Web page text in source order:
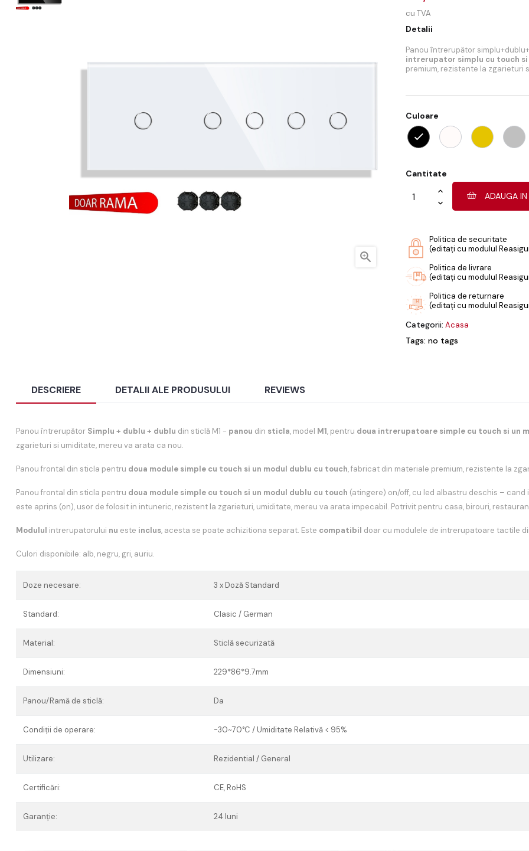

cu TVA
Detalii
Panou întrerupător
intrerupator simplu cu touch
premium, rezistente la zgarieturi
Culoare
Cantitate
ADAUGA
Politica de securitate
(editați cu modulul
Politica de livrare
(editați cu modulul
Politica de returnare
(editați cu modulul
Categorii: Acasa
Tags: no tags
DESCRIERE DETALII ALE PRODUSULUI REVIEWS
Panou întrerupător Simplu + dublu + dublu din sticlă M1 - panou din sticla, model M1, pentru doua intrerupatoare simple cu touch si un
zgarieturi si umiditate, mereu va arata ca nou.
Panou frontal din sticla pentru doua module simple cu touch si un modul dublu cu touch, fabricat din materiale premium, rezistente la
Panou frontal din sticla pentru doua module simple cu touch si un modul dublu cu touch (atingere) on/off, cu led albastru deschis –
este aprins (on), usor de folosit in intuneric, rezistent la zgarieturi, umiditate, mereu va arata impecabil. Potrivit pentru casa, birouri,
Modulul intrerupatorului nu este inclus, acesta se poate achizitiona separat. Este compatibil doar cu modulele de intrerupatoare tactile
Culori disponibile: alb, negru, gri, auriu.
Doze necesare: 3 x Doză Standard
Standard: Clasic / German
Material: Sticlă securizată
Dimensiuni: 229*86*9.7mm
Panou/Ramă de sticlă: Da
Condiții de operare: -30~70°C / Umiditate Relativă < 95%
Utilizare: Rezidential / General
Certificări: CE, RoHS
Garanție: 24 luni